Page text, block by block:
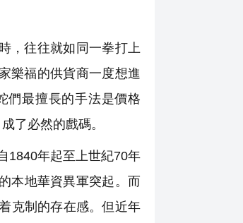
，往往就如同一拳打上
樂福的供貨商一度想進
們最擅長的手法是價格
了必然的戲碼。
1840年起至上世紀70年
本地華資異軍突起。而
克制的存在感。但近年